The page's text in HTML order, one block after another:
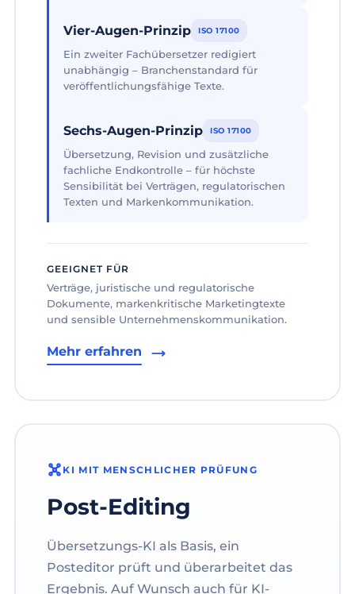
Vier-Augen-Prinzip ISO 17100
Ein zweiter Fachübersetzer redigiert
unabhängig – Branchenstandard für
veröffentlichungsfähige Texte.
Sechs-Augen-Prinzip ISO 17100
Übersetzung, Revision und zusätzliche
fachliche Endkontrolle – für höchste
Sensibilität bei Verträgen, regulatorischen
Texten und Markenkommunikation.
GEEIGNET FÜR
Verträge, juristische und regulatorische
Dokumente, markenkritische Marketingtexte
und sensible Unternehmenskommunikation.
Mehr erfahren
KI MIT MENSCHLICHER PRÜFUNG
Post-Editing
Übersetzungs-KI als Basis, ein
Posteditor prüft und überarbeitet das
Ergebnis. Auf Wunsch auch für KI-